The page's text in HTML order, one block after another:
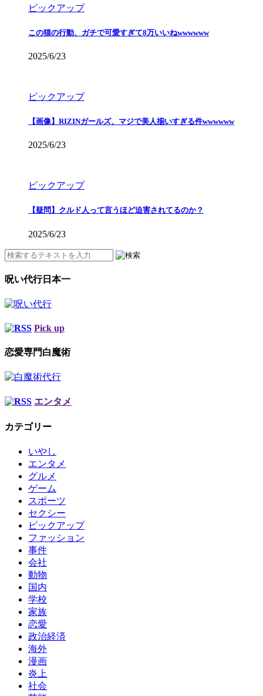
ピックアップ
この猫の行動、ガチで可愛すぎて8万いいねwwwwww
2025/6/23
ピックアップ
【画像】RIZINガールズ、マジで美人揃いすぎる件wwwwww
2025/6/23
ピックアップ
【疑問】クルド人って言うほど迫害されてるのか？
2025/6/23
呪い代行日本一
Pick up
恋愛専門白魔術
エンタメ
カテゴリー
いやし
エンタメ
グルメ
ゲーム
スポーツ
セクシー
ピックアップ
ファッション
事件
会社
動物
国内
学校
家族
恋愛
政治経済
海外
漫画
炎上
社会